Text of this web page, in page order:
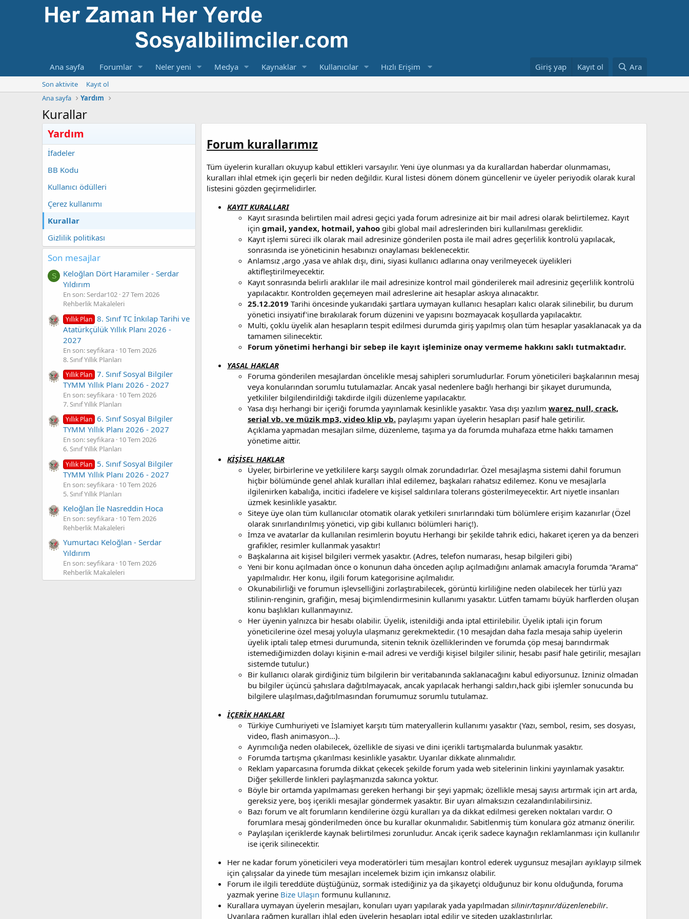
Ana sayfa Forumlar Neler yeni Medya Kaynaklar Kullanıcılar Hızlı Erişim Giriş yap Kayıt ol Ara
Son aktivite
Kayıt ol
Ana sayfa
Yardım
Kurallar
Yardım
İfadeler
BB Kodu
Kullanıcı ödülleri
Çerez kullanımı
Kurallar
Gizlilik politikası
Son mesajlar
S
Keloğlan Dört Haramiler - Serdar
Yıldırım
En son: Serdar102 27 Tem 2026
Rehberlik Makaleleri
Yıllık Plan 8. Sınıf TC İnkılap Tarihi ve
Atatürkçülük Yıllık Planı 2026 -
2027
En son: seyfikara 10 Tem 2026
8. Sınıf Yıllık Planları
Yıllık Plan 7. Sınıf Sosyal Bilgiler
TYMM Yıllık Planı 2026 - 2027
En son: seyfikara 10 Tem 2026
7. Sınıf Yıllık Planları
Yıllık Plan 6. Sınıf Sosyal Bilgiler
TYMM Yıllık Planı 2026 - 2027
En son: seyfikara 10 Tem 2026
6. Sınıf Yıllık Planları
Yıllık Plan 5. Sınıf Sosyal Bilgiler
TYMM Yıllık Planı 2026 - 2027
En son: seyfikara 10 Tem 2026
5. Sınıf Yıllık Planları
Keloğlan İle Nasreddin Hoca
En son: seyfikara 10 Tem 2026
Rehberlik Makaleleri
Yumurtacı Keloğlan - Serdar
Yıldırım
En son: seyfikara 10 Tem 2026
Rehberlik Makaleleri
Forum kurallarımız
Tüm üyelerin kuralları okuyup kabul ettikleri varsayılır. Yeni üye olunması ya da kurallardan haberdar olunmaması,
kuralları ihlal etmek için geçerli bir neden değildir. Kural listesi dönem dönem güncellenir ve üyeler periyodik olarak kural
listesini gözden geçirmelidirler.
KAYIT KURALLARI
Kayıt sırasında belirtilen mail adresi geçici yada forum adresinize ait bir mail adresi olarak belirtilemez. Kayıt
için gmail, yandex, hotmail, yahoo gibi global mail adreslerinden biri kullanılması gereklidir.
Kayıt işlemi süreci ilk olarak mail adresinize gönderilen posta ile mail adres geçerlilik kontrolü yapılacak,
sonrasında ise yöneticinin hesabınızı onaylaması beklenecektir.
Anlamsız ,argo ,yasa ve ahlak dışı, dini, siyasi kullanıcı adlarına onay verilmeyecek üyelikleri
aktifleştirilmeyecektir.
Kayıt sonrasında belirli araklılar ile mail adresinize kontrol mail gönderilerek mail adresiniz geçerlilik kontrolü
yapılacaktır. Kontrolden geçemeyen mail adreslerine ait hesaplar askıya alınacaktır.
25.12.2019 Tarihi öncesinde yukarıdaki şartlara uymayan kullanıcı hesapları kalıcı olarak silinebilir, bu durum
yönetici insiyatif'ine bırakılarak forum düzenini ve yapısını bozmayacak koşullarda yapılacaktır.
Multi, çoklu üyelik alan hesapların tespit edilmesi durumda giriş yapılmış olan tüm hesaplar yasaklanacak ya da
tamamen silinecektir.
Forum yönetimi herhangi bir sebep ile kayıt işleminize onay vermeme hakkını saklı tutmaktadır.
YASAL HAKLAR
Foruma gönderilen mesajlardan öncelikle mesaj sahipleri sorumludurlar. Forum yöneticileri başkalarının mesaj
veya konularından sorumlu tutulamazlar. Ancak yasal nedenlere bağlı herhangi bir şikayet durumunda,
yetkililer bilgilendirildiği takdirde ilgili düzenleme yapılacaktır.
Yasa dışı herhangi bir içeriği forumda yayınlamak kesinlikle yasaktır. Yasa dışı yazılım warez, null, crack,
serial vb. ve müzik mp3, video klip vb. paylaşımı yapan üyelerin hesapları pasif hale getirilir.
Açıklama yapmadan mesajları silme, düzenleme, taşıma ya da forumda muhafaza etme hakkı tamamen
yönetime aittir.
KİŞİSEL HAKLAR
Üyeler, birbirlerine ve yetkililere karşı saygılı olmak zorundadırlar. Özel mesajlaşma sistemi dahil forumun
hiçbir bölümünde genel ahlak kuralları ihlal edilemez, başkaları rahatsız edilemez. Konu ve mesajlarla
ilgilenirken kabalığa, incitici ifadelere ve kişisel saldırılara tolerans gösterilmeyecektir. Art niyetle insanları
üzmek kesinlikle yasaktır.
Siteye üye olan tüm kullanıcılar otomatik olarak yetkileri sınırlarındaki tüm bölümlere erişim kazanırlar (Özel
olarak sınırlandırılmış yönetici, vip gibi kullanıcı bölümleri hariç!).
İmza ve avatarlar da kullanılan resimlerin boyutu Herhangi bir şekilde tahrik edici, hakaret içeren ya da benzeri
grafikler, resimler kullanmak yasaktır!
Başkalarına ait kişisel bilgileri vermek yasaktır. (Adres, telefon numarası, hesap bilgileri gibi)
Yeni bir konu açılmadan önce o konunun daha önceden açılıp açılmadığını anlamak amacıyla forumda “Arama”
yapılmalıdır. Her konu, ilgili forum kategorisine açılmalıdır.
Okunabilirliği ve forumun işlevselliğini zorlaştırabilecek, görüntü kirliliğine neden olabilecek her türlü yazı
stilinin-renginin, grafiğin, mesaj biçimlendirmesinin kullanımı yasaktır. Lütfen tamamı büyük harflerden oluşan
konu başlıkları kullanmayınız.
Her üyenin yalnızca bir hesabı olabilir. Üyelik, istenildiği anda iptal ettirilebilir. Üyelik iptali için forum
yöneticilerine özel mesaj yoluyla ulaşmanız gerekmektedir. (10 mesajdan daha fazla mesaja sahip üyelerin
üyelik iptali talep etmesi durumunda, sitenin teknik özelliklerinden ve forumda çöp mesaj barındırmak
istemediğimizden dolayı kişinin e-mail adresi ve verdiği kişisel bilgiler silinir, hesabı pasif hale getirilir, mesajları
sistemde tutulur.)
Bir kullanıcı olarak girdiğiniz tüm bilgilerin bir veritabanında saklanacağını kabul ediyorsunuz. İzniniz olmadan
bu bilgiler üçüncü şahıslara dağıtılmayacak, ancak yapılacak herhangi saldırı,hack gibi işlemler sonucunda bu
bilgilere ulaşılması,dağıtılmasından forumumuz sorumlu tutulamaz.
İÇERİK HAKLARI
Türkiye Cumhuriyeti ve İslamiyet karşıtı tüm materyallerin kullanımı yasaktır (Yazı, sembol, resim, ses dosyası,
video, flash animasyon...).
Ayrımcılığa neden olabilecek, özellikle de siyasi ve dini içerikli tartışmalarda bulunmak yasaktır.
Forumda tartışma çıkarılması kesinlikle yasaktır. Uyarılar dikkate alınmalıdır.
Reklam yaparcasına forumda dikkat çekecek şekilde forum yada web sitelerinin linkini yayınlamak yasaktır.
Diğer şekillerde linkleri paylaşmanızda sakınca yoktur.
Böyle bir ortamda yapılmaması gereken herhangi bir şeyi yapmak; özellikle mesaj sayısı artırmak için art arda,
gereksiz yere, boş içerikli mesajlar göndermek yasaktır. Bir uyarı almaksızın cezalandırılabilirsiniz.
Bazı forum ve alt forumların kendilerine özgü kuralları ya da dikkat edilmesi gereken noktaları vardır. O
forumlara mesaj gönderilmeden önce bu kurallar okunmalıdır. Sabitlenmiş tüm konulara göz atmanız önerilir.
Paylaşılan içeriklerde kaynak belirtilmesi zorunludur. Ancak içerik sadece kaynağın reklamlanması için kullanılır
ise içerik silinecektir.
Her ne kadar forum yöneticileri veya moderatörleri tüm mesajları kontrol ederek uygunsuz mesajları ayıklayıp silmek
için çalışsalar da yinede tüm mesajları incelemek bizim için imkansız olabilir.
Forum ile ilgili tereddüte düştüğünüz, sormak istediğiniz ya da şikayetçi olduğunuz bir konu olduğunda, foruma
yazmak yerine Bize Ulaşın formunu kullanınız.
Kurallara uymayan üyelerin mesajları, konuları uyarı yapılarak yada yapılmadan silinir/taşınır/düzenlenebilir.
Uyarılara rağmen kuralları ihlal eden üyelerin hesapları iptal edilir ve siteden uzaklaştırılırlar.